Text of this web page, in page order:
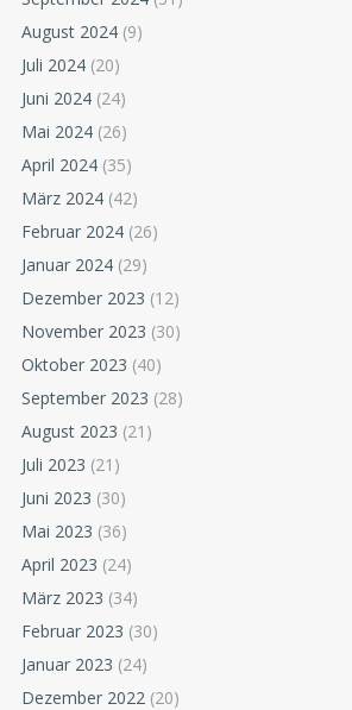
August 2024 (9)
Juli 2024 (20)
Juni 2024 (24)
Mai 2024 (26)
April 2024 (35)
März 2024 (42)
Februar 2024 (26)
Januar 2024 (29)
Dezember 2023 (12)
November 2023 (30)
Oktober 2023 (40)
September 2023 (28)
August 2023 (21)
Juli 2023 (21)
Juni 2023 (30)
Mai 2023 (36)
April 2023 (24)
März 2023 (34)
Februar 2023 (30)
Januar 2023 (24)
Dezember 2022 (20)